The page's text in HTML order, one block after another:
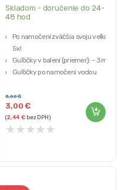
Skladom - doručenie do 24-
48 hod
Po namočení zväčšia svoju veľkosť
5x!
Guľôčky v balení (priemer): ~ 3mm
Guľôčky po namočení vodou
Farba: mix
Dokonale uchovávajú vodu
3,00€
5,00€
(2,44€ bez DPH)
★★★★★